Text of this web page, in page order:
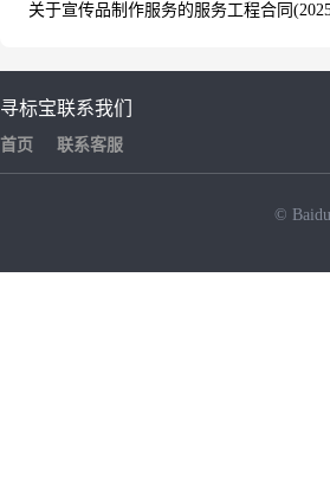
关于宣传品制作服务的服务工程合同
寻标宝
首页
联系我们
联系客服
© Baidu